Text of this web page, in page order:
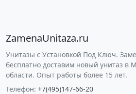
ZamenaUnitaza.ru
Унитазы с Установкой Под Ключ.
бесплатно доставим новый унитаз в
области. Опыт работы более 15 лет.
Телефон: +7(495)147-66-20